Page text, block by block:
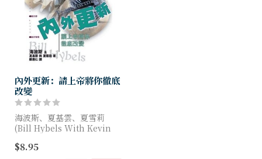
內外更新：請上帝將你徹底
改變
海波斯、夏基雲、夏雪莉
(Bill Hybels With Kevin
著
$8.95